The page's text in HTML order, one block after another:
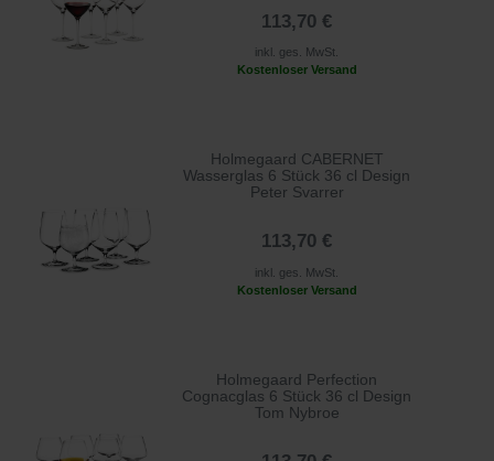
113,70 €
inkl. ges. MwSt.
Kostenloser Versand
Holmegaard CABERNET
Wasserglas 6 Stück 36 cl Design
Peter Svarrer
113,70 €
inkl. ges. MwSt.
Kostenloser Versand
Holmegaard Perfection
Cognacglas 6 Stück 36 cl Design
Tom Nybroe